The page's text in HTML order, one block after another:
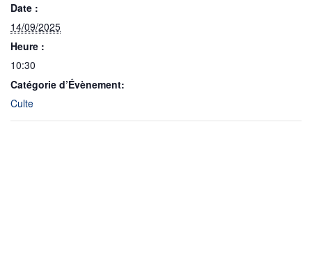
Date :
14/09/2025
Heure :
10:30
Catégorie d’Évènement:
Culte